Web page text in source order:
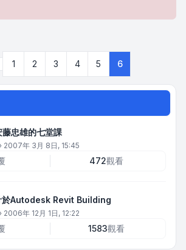
一頁1 2 3 4 5 6
忠雄的七堂課
2007年 3月 8日, 15:45
472觀看
於Autodesk Revit Building
2006年 12月 1日, 12:22
1583觀看